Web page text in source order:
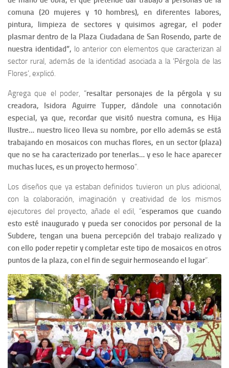
comuna (20 mujeres y 10 hombres), en diferentes labores,
pintura, limpieza de sectores y quisimos agregar, el poder
plasmar dentro de la Plaza Ciudadana de San Rosendo, parte de
nuestra identidad”, lo anterior con elementos que caracterizan al
sector rural, además de la identidad asociada a la ‘Pérgola de las
Flores’, explicó.
Agrega que el poder, “resaltar personajes de la pérgola y su
creadora, Isidora Aguirre Tupper, dándole una connotación
especial, ya que, recordar que visitó nuestra comuna, es Hija
Ilustre… nuestro liceo lleva su nombre, por ello además se está
trabajando en mosaicos con muchas flores, en un sector (plaza)
que no se ha caracterizado por tenerlas… y eso le hace aparecer
muchas luces, es un proyecto hermoso”.
Los diseños que ya estaban definidos tuvieron un plus adicional,
con la colaboración, imaginación y creatividad de los mismos
ejecutores del proyecto, añade el edil, “esperamos que cuando
esto esté inaugurado y pueda ser conocidos por personal de la
Subdere, tengan una buena percepción del trabajo realizado y
con ello poder repetir y completar este tipo de mosaicos en otros
puntos de la plaza, con el fin de seguir hermoseando el lugar”.